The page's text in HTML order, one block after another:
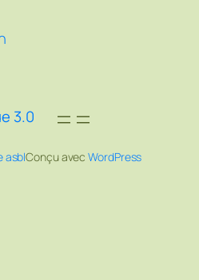
3.0
asblConçu avecWordPress